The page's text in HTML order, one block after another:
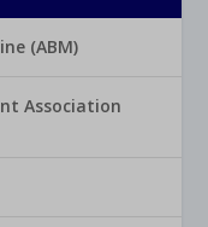
(ABM)
Association